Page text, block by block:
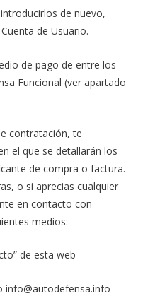
de nuevo,
de Usuario.
de pago de entre los
Funcional (ver apartado
contratación, te
el que se detallarán los
de compra o factura.
o si aprecias cualquier
en contacto con
medios:
de esta web
info@autodefensa.info